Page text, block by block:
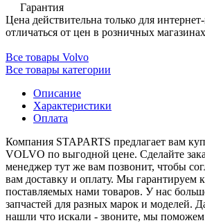
Гарантия
Цена действительна только для
отличаться от цен в розничных магазинах
Все товары Volvo
Все товары категории
Описание
Характеристики
Оплата
Компания STAPARTS предлагает вам
VOLVO по выгодной цене. Сделайте
менеджер тут же вам позвонит, чтобы
вам доставку и оплату. Мы гарантируем
поставляемых нами товаров. У нас
запчастей для разных марок и моделей.
нашли что искали - звоните, мы